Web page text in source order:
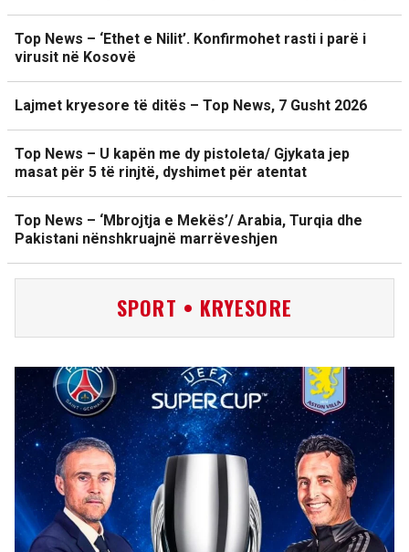
Top News – ‘Ethet e Nilit’. Konfirmohet rasti i parë i
virusit në Kosovë
Lajmet kryesore të ditës – Top News, 7 Gusht 2026
Top News – U kapën me dy pistoleta/ Gjykata jep
masat për 5 të rinjtë, dyshimet për atentat
Top News – ‘Mbrojtja e Mekës’/ Arabia, Turqia dhe
Pakistani nënshkruajnë marrëveshjen
SPORT • KRYESORE